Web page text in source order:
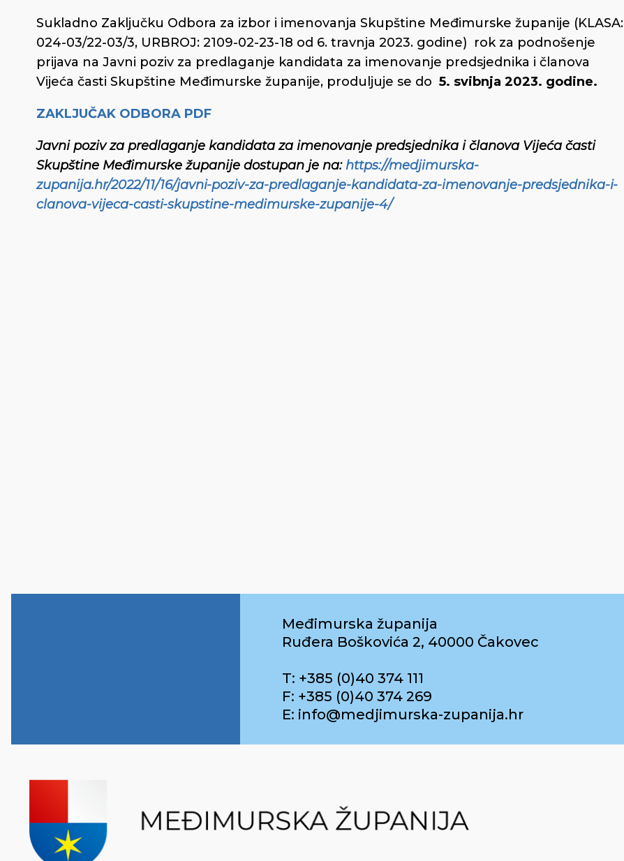
Sukladno Zaključku Odbora za izbor i imenovanja Skupštine Međimurske županije (KLASA:
024-03/22-03/3, URBROJ: 2109-02-23-18 od 6. travnja 2023. godine) rok za podnošenje
prijava na Javni poziv za predlaganje kandidata za imenovanje predsjednika i članova
Vijeća časti Skupštine Međimurske županije, produljuje se do 5. svibnja 2023. godine.
ZAKLJUČAK ODBORA PDF
Javni poziv za predlaganje kandidata za imenovanje predsjednika i članova Vijeća časti
Skupštine Međimurske županije dostupan je na:https://medjimurska-
zupanija.hr/2022/11/16/javni-poziv-za-predlaganje-kandidata-za-imenovanje-predsjednika-i-
clanova-vijeca-casti-skupstine-medimurske-zupanije-4/
Međimurska županija
Ruđera Boškovića 2, 40000 Čakovec
T: +385 (0)40 374 111
F: +385 (0)40 374 269
E: info@medjimurska-zupanija.hr